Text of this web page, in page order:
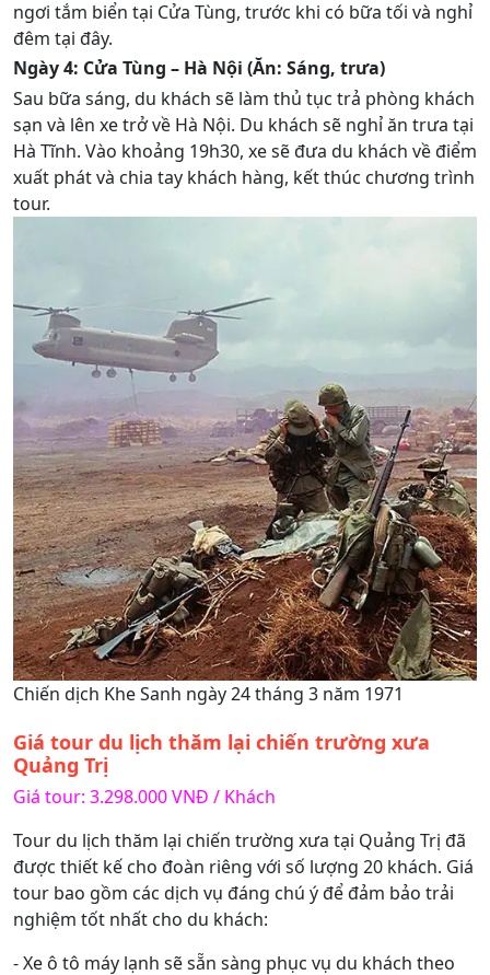
ngơi tắm biển tại Cửa Tùng, trước khi có bữa tối và nghỉ
đêm tại đây.
Ngày 4: Cửa Tùng – Hà Nội (Ăn: Sáng, trưa)
Sau bữa sáng, du khách sẽ làm thủ tục trả phòng khách
sạn và lên xe trở về Hà Nội. Du khách sẽ nghỉ ăn trưa tại
Hà Tĩnh. Vào khoảng 19h30, xe sẽ đưa du khách về điểm
xuất phát và chia tay khách hàng, kết thúc chương trình
tour.
Chiến dịch Khe Sanh ngày 24 tháng 3 năm 1971
Giá tour du lịch thăm lại chiến trường xưa
Quảng Trị
Giá tour: 3.298.000 VNĐ / Khách
Tour du lịch thăm lại chiến trường xưa tại Quảng Trị đã
được thiết kế cho đoàn riêng với số lượng 20 khách. Giá
tour bao gồm các dịch vụ đáng chú ý để đảm bảo trải
nghiệm tốt nhất cho du khách:
- Xe ô tô máy lạnh sẽ sẵn sàng phục vụ du khách theo